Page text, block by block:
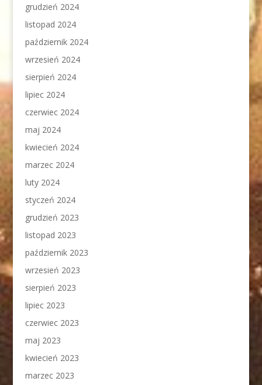
grudzień 2024
listopad 2024
październik 2024
wrzesień 2024
sierpień 2024
lipiec 2024
czerwiec 2024
maj 2024
kwiecień 2024
marzec 2024
luty 2024
styczeń 2024
grudzień 2023
listopad 2023
październik 2023
wrzesień 2023
sierpień 2023
lipiec 2023
czerwiec 2023
maj 2023
kwiecień 2023
marzec 2023